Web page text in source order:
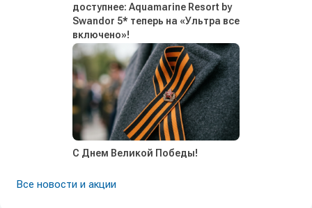
доступнее: Aquamarine Resort by
Swandor 5* теперь на «Ультра все
включено»!
С Днем Великой Победы!
Все новости и акции